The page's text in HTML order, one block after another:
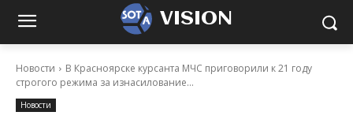
VISION
Новости
В Красноярске курсанта МЧС приговорили к 21 году
строгого режима за изнасилование...
Новости